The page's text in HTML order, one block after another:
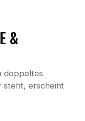
&
doppeltes
erscheint